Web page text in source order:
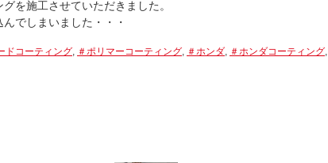
を施工させていただきました。
でしまいました・・・
ドコーティング, ＃ポリマーコーティング, ＃ホンダ, ＃ホンダコーティング,